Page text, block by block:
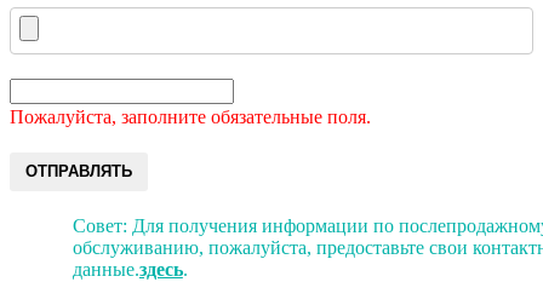
Пожалуйста, заполните обязательные поля.
ОТПРАВЛЯТЬ
Совет: Для получения информации по
обслуживанию, пожалуйста, предоставьте свои
данные.здесь.